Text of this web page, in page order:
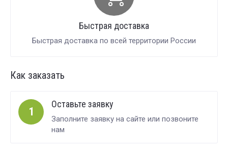
Быстрая доставка
Быстрая доставка по всей территории России
Как заказать
1
Оставьте заявку
Заполните заявку на сайте или позвоните
нам